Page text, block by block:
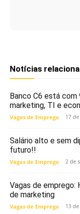
Notícias
Banco C6 está com
marketing, TI e
Vagas de Emprego 17
Salário alto e sem
futuro!!
Vagas de Emprego 2 de
Vagas de emprego:
de marketing
Vagas de Emprego 13